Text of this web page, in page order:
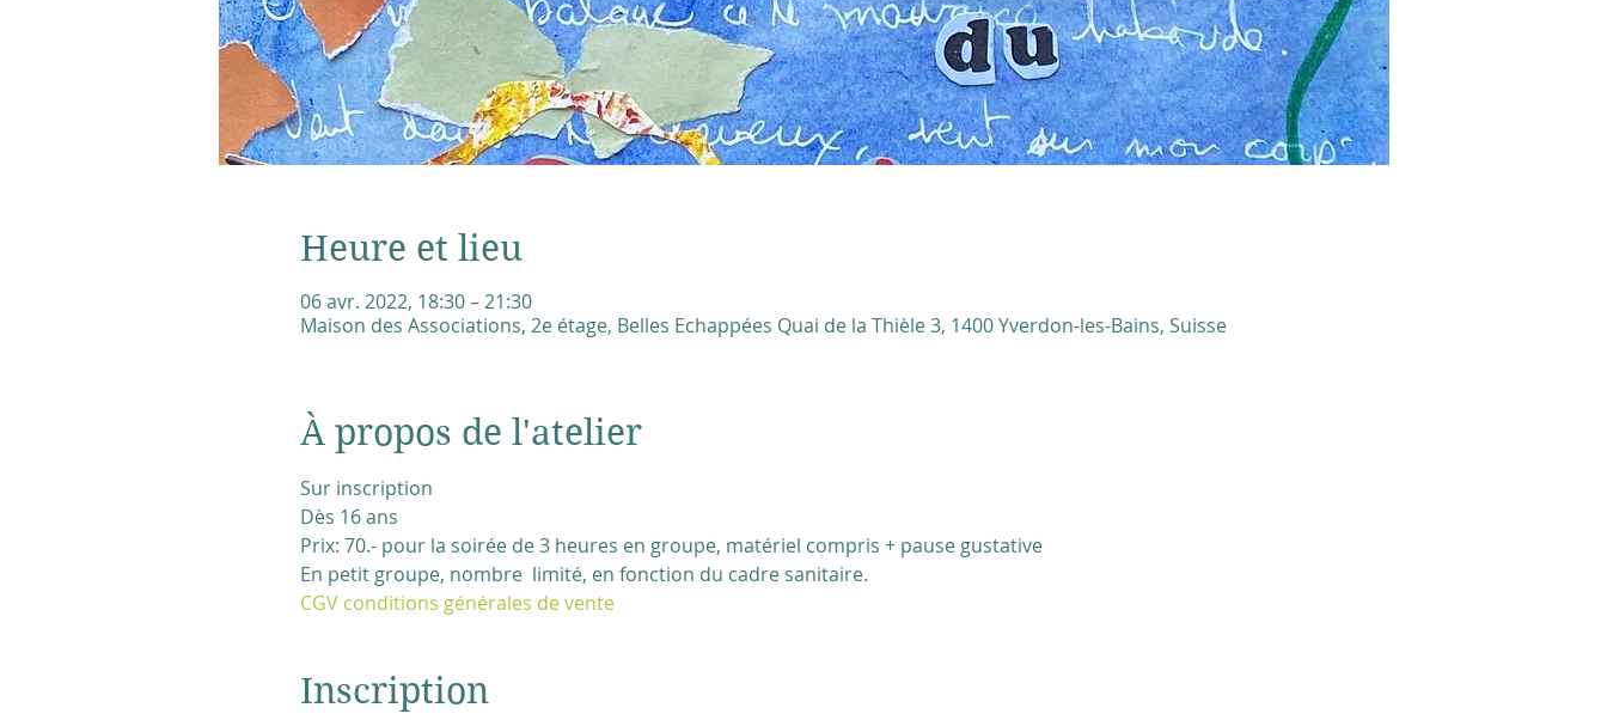
Heure et lieu
06 avr. 2022, 18:30 – 21:30
Maison des Associations, 2e étage, Belles Echappées Quai de la Thièle 3, 1400 Yverdon-les-Bains, Suisse
À propos de l'atelier
Sur inscription
Dès 16 ans
Prix: 70.- pour la soirée de 3 heures en groupe, matériel compris + pause gustative
En petit groupe, nombre  limité, en fonction du cadre sanitaire.
CGV conditions générales de vente
Inscription